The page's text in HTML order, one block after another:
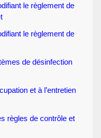
le règlement de
le règlement de
de désinfection
et à l’entretien
règles de contrôle et